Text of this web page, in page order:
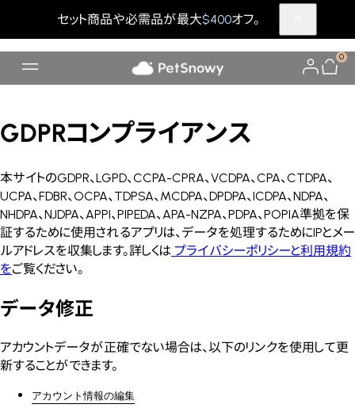
セット商品や必需品が最大$400オフ。
0
GDPRコンプライアンス
本サイトのGDPR、LGPD、CCPA-CPRA、VCDPA、CPA、CTDPA、
UCPA、FDBR、OCPA、TDPSA、MCDPA、DPDPA、ICDPA、NDPA、
NHDPA、NJDPA、APPI、PIPEDA、APA-NZPA、PDPA、POPIA準拠を保
証するために使用されるアプリは、データを処理するためにIPとメー
ルアドレスを収集します。詳しくは プライバシーポリシーと利用規約
をご覧ください。
データ修正
アカウントデータが正確でない場合は、以下のリンクを使用して更
新することができます。
アカウント情報の編集